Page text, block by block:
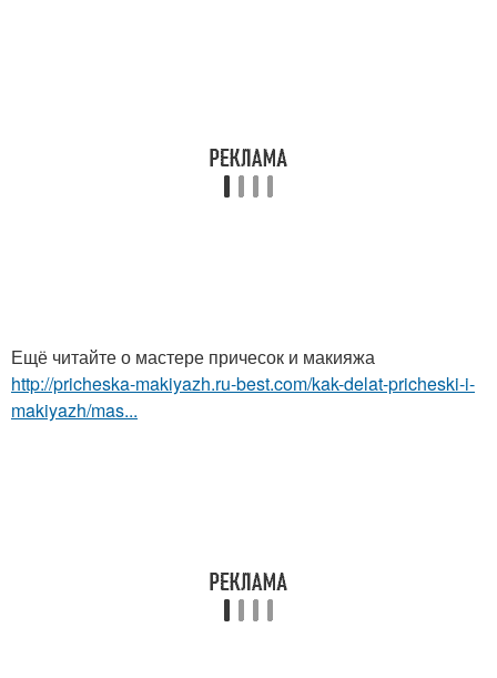
Ещё читайте о мастере причесок и макияжа
http://pricheska-makiyazh.ru-best.com/kak-delat-pricheski-i-
makiyazh/mas...